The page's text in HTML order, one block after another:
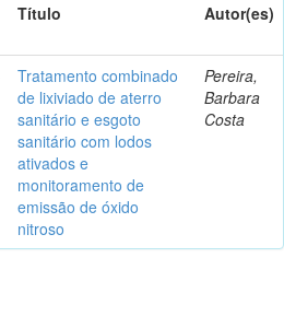
Título Autor(es)
Tratamento combinado
de lixiviado de aterro
sanitário e esgoto
sanitário com lodos
ativados e
monitoramento de
emissão de óxido
nitroso
Pereira,
Barbara
Costa